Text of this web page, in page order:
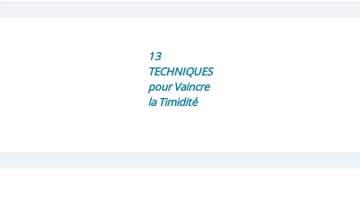
13
TECHNIQUES
pour Vaincre
la Timidité